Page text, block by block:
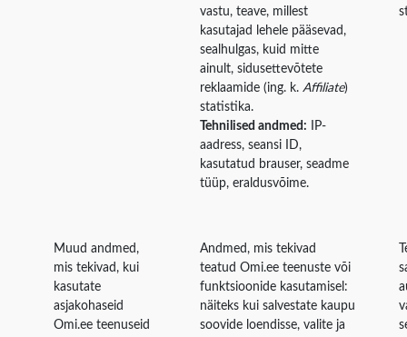
vastu, teave, millest
kasutajad lehele pääsevad,
sealhulgas, kuid mitte
ainult, sidusettevõtete
reklaamide (ing. k. Affiliate)
statistika.
Tehnilised andmed: IP-
aadress, seansi ID,
kasutatud brauser, seadme
tüüp, eraldusvõime.
Muud andmed,
mis tekivad, kui
kasutate
asjakohaseid
Omi.ee teenuseid
Andmed, mis tekivad
teatud Omi.ee teenuste või
funktsioonide kasutamisel:
näiteks kui salvestate kaupu
soovide loendisse, valite ja